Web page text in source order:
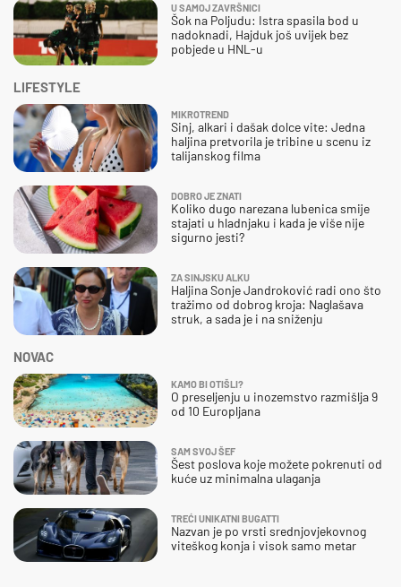
U SAMOJ ZAVRŠNICI
Šok na Poljudu: Istra spasila bod u
nadoknadi, Hajduk još uvijek bez
pobjede u HNL-u
NOVAC
KAMO BI OTIŠLI?
O preseljenju u inozemstvo razmišlja 9
od 10 Europljana
SAM SVOJ ŠEF
Šest poslova koje možete pokrenuti od
kuće uz minimalna ulaganja
TREĆI UNIKATNI BUGATTI
Nazvan je po vrsti srednjovjekovnog
viteškog konja i visok samo metar
LIFESTYLE
MIKROTREND
Sinj, alkari i dašak dolce vite: Jedna
haljina pretvorila je tribine u scenu iz
talijanskog filma
DOBRO JE ZNATI
Koliko dugo narezana lubenica smije
stajati u hladnjaku i kada je više nije
sigurno jesti?
ZA SINJSKU ALKU
Haljina Sonje Jandroković radi ono što
tražimo od dobrog kroja: Naglašava
struk, a sada je i na sniženju